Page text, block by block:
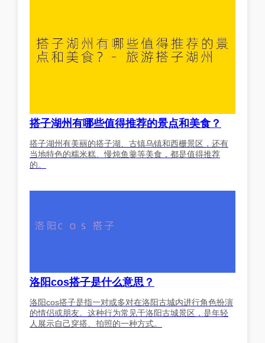
搭子湖州有哪些值得推荐的景点和美食？
搭子湖州有美丽的搭子湖、古镇乌镇和西栅景区，还有
当地特色的糯米糕、慢炖鱼羹等美食，都是值得推荐
的。
洛阳cos搭子是什么意思？
洛阳cos搭子是指一对或多对在洛阳古城内进行角色扮演
的情侣或朋友。这种行为常见于洛阳古城景区，是年轻
人展示自己穿搭、拍照的一种方式。